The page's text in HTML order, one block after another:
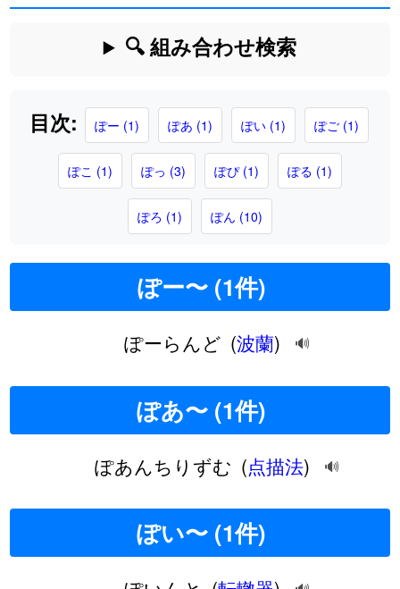
🔍 組み合わせ検索
目次: ぽー (1) ぽあ (1) ぽい (1) ぽご (1)
ぽこ (1) ぽっ (3) ぽぴ (1) ぽる (1)
ぽろ (1) ぽん (10)
ぽー〜 (1件)
ぽーらんど (波蘭) 🔊
ぽあ〜 (1件)
ぽあんちりずむ (点描法) 🔊
ぽい〜 (1件)